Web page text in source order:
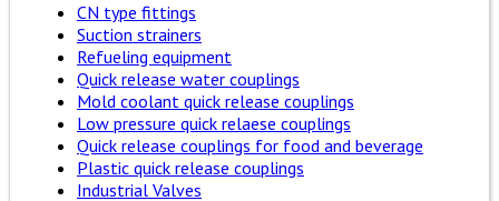
CN type fittings
Suction strainers
Refueling equipment
Quick release water couplings
Mold coolant quick release couplings
Low pressure quick relaese couplings
Quick release couplings for food and beverage
Plastic quick release couplings
Industrial Valves